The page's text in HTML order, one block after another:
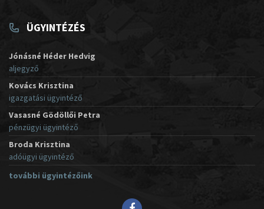
ÜGYINTÉZÉS
Jónásné Héder Hedvig
aljegyző
Kovács Krisztina
igazgatási ügyintéző
Vasasné Gödöllői Petra
pénzügyi ügyintéző
Broda Krisztina
adóügyi ügyintéző
további ügyintézőink